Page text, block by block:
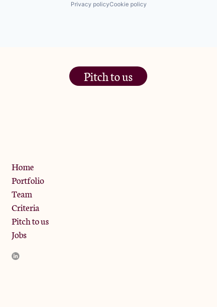
Privacy policyCookie policy
Pitch to us
Home
Portfolio
Team
Criteria
Pitch to us
Jobs